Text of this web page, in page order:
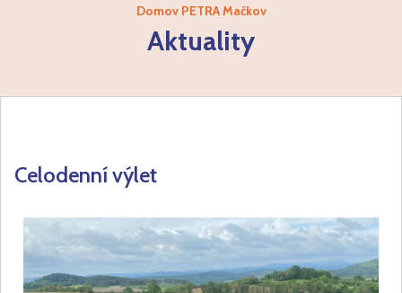
Domov PETRA Mačkov
Aktuality
Celodenní výlet